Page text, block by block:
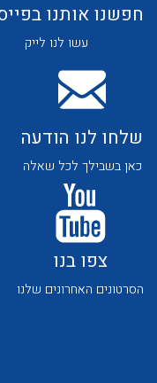
לכל מוצרי היצרן
חפשנו אותנו
עשו לנו לייק
שלחו לנו הודעה
כאן בשבילך לכל שאלה
צפו בנו
הסרטונים האחרונים שלנו